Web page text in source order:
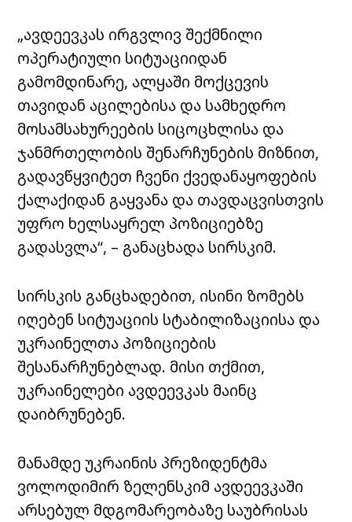
„ავდეევკას ირგვლივ შექმნილი
ოპერატიული სიტუაციიდან
გამომდინარე, ალყაში მოქცევის
თავიდან აცილებისა და სამხედრო
მოსამსახურეების სიცოცხლისა და
ჯანმრთელობის შენარჩუნების მიზნით,
გადავწყვიტეთ ჩვენი ქვედანაყოფების
ქალაქიდან გაყვანა და თავდაცვისთვის
უფრო ხელსაყრელ პოზიციებზე
გადასვლა“, – განაცხადა სირსკიმ.
სირსკის განცხადებით, ისინი ზომებს
იღებენ სიტუაციის სტაბილიზაციისა და
უკრაინელთა პოზიციების
შესანარჩუნებლად. მისი თქმით,
უკრაინელები ავდეევკას მაინც
დაიბრუნებენ.
მანამდე უკრაინის პრეზიდენტმა
ვოლოდიმირ ზელენსკიმ ავდეევკაში
არსებულ მდგომარეობაზე საუბრისას